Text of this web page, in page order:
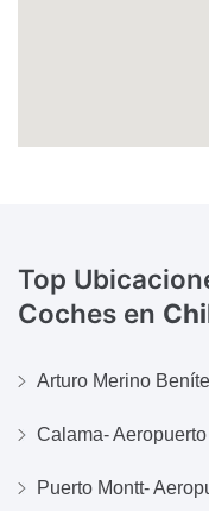
Top
Coches en
Arturo Merino
Calama- Aeropuerto
Puerto Montt-